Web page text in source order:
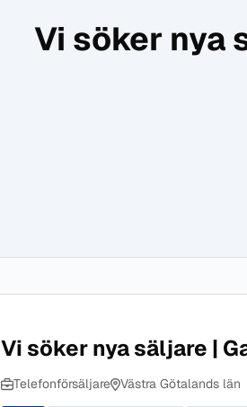
Vi söker nya
Vi söker nya säljare |
Telefonförsäljare Västra Götalands län